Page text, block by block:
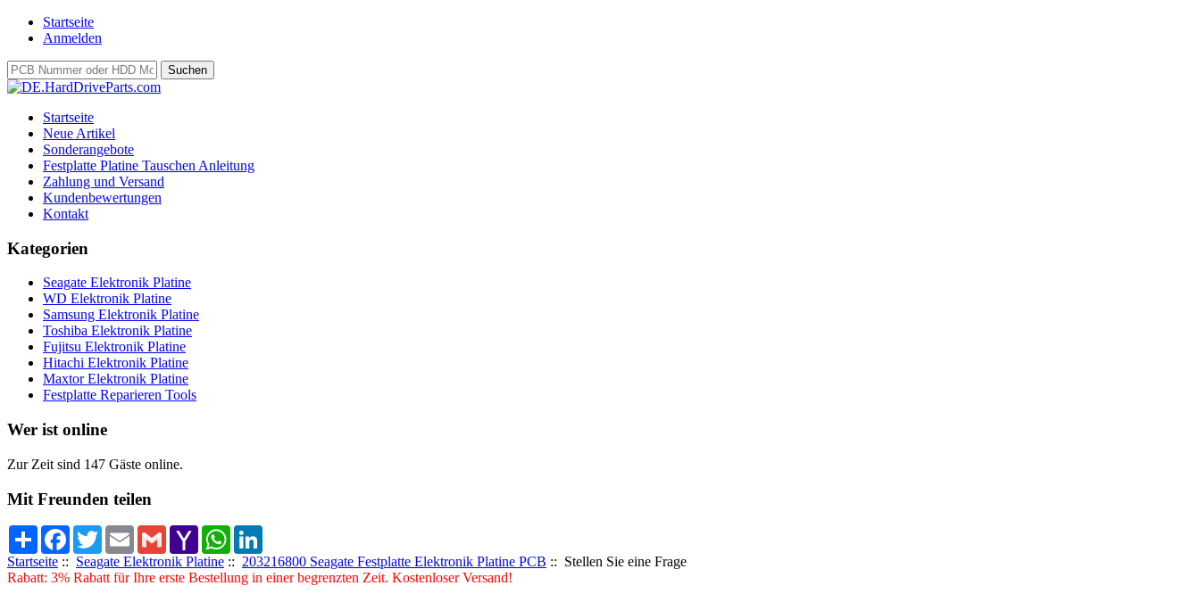
Startseite
Anmelden
Startseite
Neue Artikel
Sonderangebote
Festplatte Platine Tauschen Anleitung
Zahlung und Versand
Kundenbewertungen
Kontakt
Kategorien
Seagate Elektronik Platine
WD Elektronik Platine
Samsung Elektronik Platine
Toshiba Elektronik Platine
Fujitsu Elektronik Platine
Hitachi Elektronik Platine
Maxtor Elektronik Platine
Festplatte Reparieren Tools
Wer ist online
Zur Zeit sind 147 Gäste online.
Mit Freunden teilen
Share Facebook
TwitterEmail Gmail Yahoo
Mail
WhatsApp
Startseite :: Seagate Elektronik Platine :: 203216800 Seagate Festplatte Elektronik Platine PCB :: Stellen Sie eine Frage
Rabatt: 3% Rabatt für Ihre erste Bestellung in einer begrenzten Zeit. Kostenloser Versand!